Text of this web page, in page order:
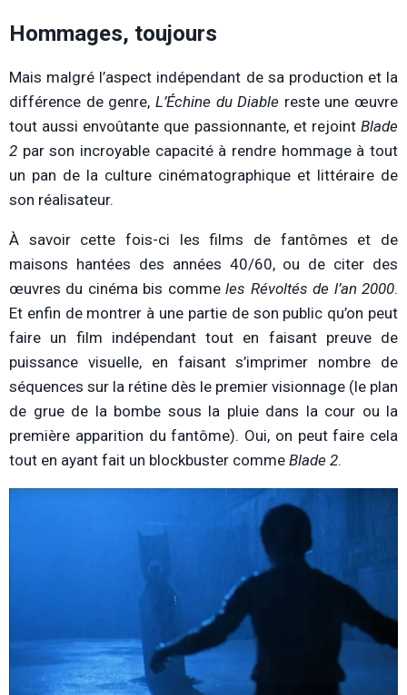
Hommages, toujours
Mais malgré l’aspect indépendant de sa production et la
différence de genre, L’Échine du Diable reste une œuvre
tout aussi envoûtante que passionnante, et rejoint Blade
2 par son incroyable capacité à rendre hommage à tout
un pan de la culture cinématographique et littéraire de
son réalisateur.
À savoir cette fois-ci les films de fantômes et de
maisons hantées des années 40/60, ou de citer des
œuvres du cinéma bis commeles Révoltés de l’an 2000.
Et enfin de montrer à une partie de son public qu’on peut
faire un film indépendant tout en faisant preuve de
puissance visuelle, en faisant s’imprimer nombre de
séquences sur la rétine dès le premier visionnage (le plan
de grue de la bombe sous la pluie dans la cour ou la
première apparition du fantôme). Oui, on peut faire cela
tout en ayant fait un blockbuster comme Blade 2.